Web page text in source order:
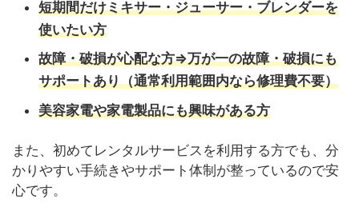
短期間だけミキサー・ジューサー・ブレンダーを
使いたい方
故障・破損が心配な方⇒万が一の故障・破損にも
サポートあり（通常利用範囲内なら修理費不要）
美容家電や家電製品にも興味がある方
また、初めてレンタルサービスを利用する方でも、分
かりやすい手続きやサポート体制が整っているので安
心です。